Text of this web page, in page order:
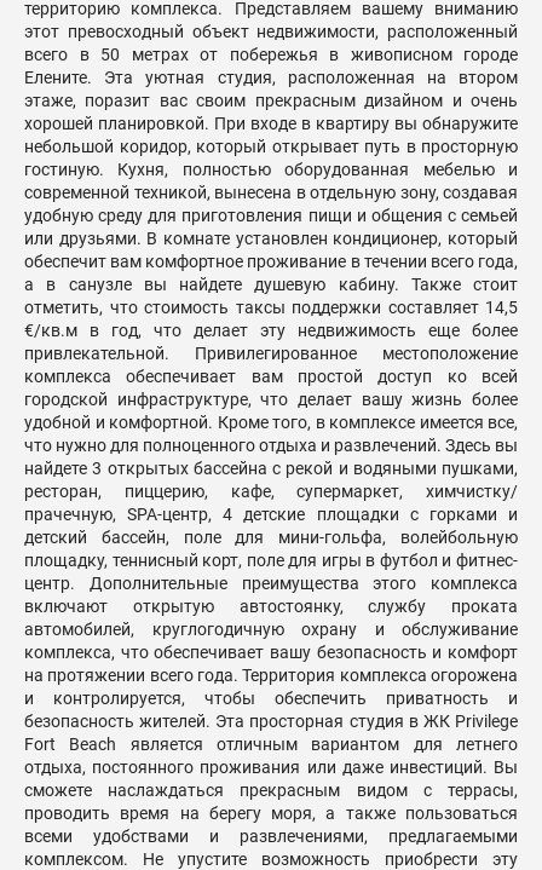
территорию комплекса. Представляем вашему вниманию
этот превосходный объект недвижимости, расположенный
всего в 50 метрах от побережья в живописном городе
Елените. Эта уютная студия, расположенная на втором
этаже, поразит вас своим прекрасным дизайном и очень
хорошей планировкой. При входе в квартиру вы обнаружите
небольшой коридор, который открывает путь в просторную
гостиную. Кухня, полностью оборудованная мебелью и
современной техникой, вынесена в отдельную зону, создавая
удобную среду для приготовления пищи и общения с семьей
или друзьями. В комнате установлен кондиционер, который
обеспечит вам комфортное проживание в течении всего года,
а в санузле вы найдете душевую кабину. Также стоит
отметить, что стоимость таксы поддержки составляет 14,5
€/кв.м в год, что делает эту недвижимость еще более
привлекательной. Привилегированное местоположение
комплекса обеспечивает вам простой доступ ко всей
городской инфраструктуре, что делает вашу жизнь более
удобной и комфортной. Кроме того, в комплексе имеется все,
что нужно для полноценного отдыха и развлечений. Здесь вы
найдете 3 открытых бассейна с рекой и водяными пушками,
ресторан, пиццерию, кафе, супермаркет, химчистку/
прачечную, SPA-центр, 4 детские площадки с горками и
детский бассейн, поле для мини-гольфа, волейбольную
площадку, теннисный корт, поле для игры в футбол и фитнес-
центр. Дополнительные преимущества этого комплекса
включают открытую автостоянку, службу проката
автомобилей, круглогодичную охрану и обслуживание
комплекса, что обеспечивает вашу безопасность и комфорт
на протяжении всего года. Территория комплекса огорожена
и контролируется, чтобы обеспечить приватность и
безопасность жителей. Эта просторная студия в ЖК Privilege
Fort Beach является отличным вариантом для летнего
отдыха, постоянного проживания или даже инвестиций. Вы
сможете наслаждаться прекрасным видом с террасы,
проводить время на берегу моря, а также пользоваться
всеми удобствами и развлечениями, предлагаемыми
комплексом. Не упустите возможность приобрести эту